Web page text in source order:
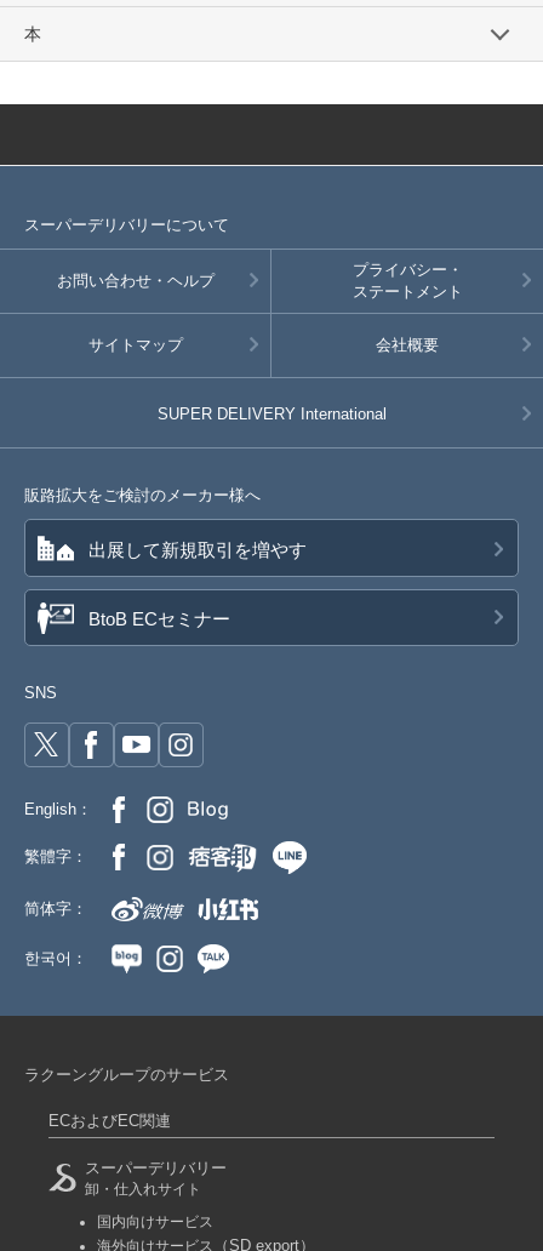
本
スーパーデリバリーについて
お問い合わせ・ヘルプ
プライバシー・
ステートメント
サイトマップ 会社概要
SUPER DELIVERY International
販路拡大をご検討のメーカー様へ
出展して新規取引を増やす
BtoB ECセミナー
SNS
English：
繁體字：
简体字：
한국어：
ラクーングループのサービス
ECおよびEC関連
スーパーデリバリー
卸・仕入れサイト
国内向けサービス
海外向けサービス
（SD export）